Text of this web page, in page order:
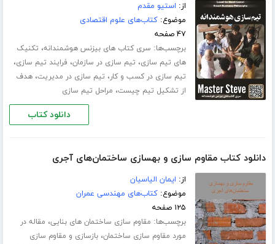
از: استیو مقدم
موضوع:کتاب‌های علوم اقتصادی
۴۷ صفحه
برچسب‌ها: سری کتاب های بیزنس هوشمندانه، تکنیک
های تیم سازی، تیم سازی در سازمان، فرایند تیم سازی،
تیم سازی در کسب و کار، تیم سازی در مدیریت،هدف
از تشکیل تیم چیست، مراحل تیم سازی
دانلود کتاب
دانلود کتاب مقاوم سازی و بهسازی ساختمان‌های آجری
از: ایمان الیاسیان
موضوع:کتاب‌های مهندسی عمران
۱۲۵ صفحه
برچسب‌ها: مقاوم سازی ساختمان های بنایی، مقاله در
مورد مقاوم سازی ساختمان،بازسازی و مقاوم سازی